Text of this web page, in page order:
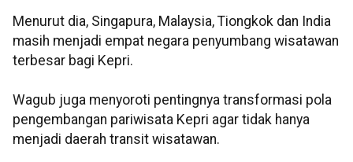
Menurut dia, Singapura, Malaysia, Tiongkok dan India
masih menjadi empat negara penyumbang wisatawan
terbesar bagi Kepri.
Wagub juga menyoroti pentingnya transformasi pola
pengembangan pariwisata Kepri agar tidak hanya
menjadi daerah transit wisatawan.